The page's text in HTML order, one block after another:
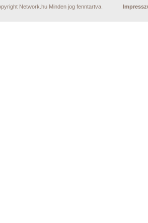
Network.hu Minden jog fenntartva.